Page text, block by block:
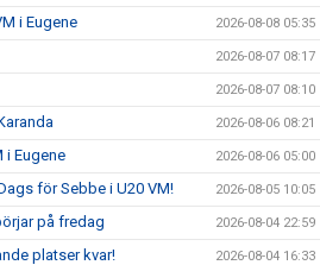
i Eugene 2026-08-08 05:35
2026-08-07 08:17
2026-08-07 08:10
2026-08-06 08:21
i Eugene 2026-08-06 05:00
för Sebbe i U20 VM! 2026-08-05 10:05
på fredag 2026-08-04 22:59
platser kvar! 2026-08-04 16:33